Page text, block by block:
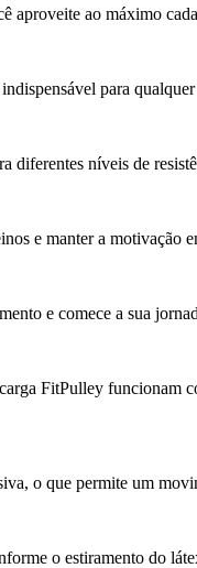
aproveite ao máximo
para
diferentes níveis de
e manter a motivação
e comece a sua
FitPulley funcionam
o que permite um
o estiramento do